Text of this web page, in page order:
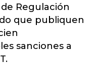
Regulación
que publiquen
sanciones a